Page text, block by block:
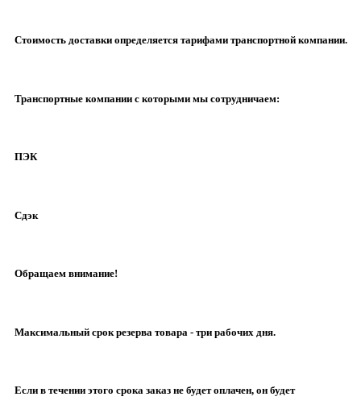
Стоимость доставки определяется тарифами транспортной компании.
Транспортные компании с которыми мы сотрудничаем:
ПЭК
Сдэк
Обращаем внимание!
Максимальный срок резерва товара - три рабочих дня.
Если в течении этого срока заказ не будет оплачен, он будет